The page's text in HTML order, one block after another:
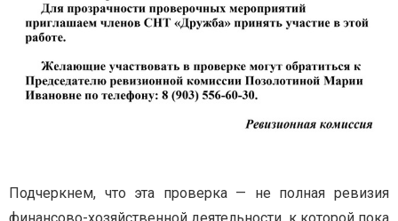
Подчеркнем, что эта проверка — не полная ревизия